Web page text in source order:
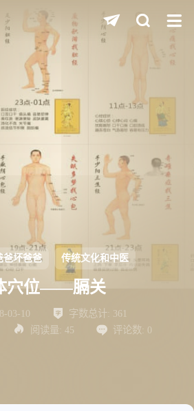
捷键功能
控台
色显示模式
索
页
面
爸坏爸爸 传统文化和中医
穴位——膈关
03-10 字数总计: 361
阅读量: 45 评论数: 0